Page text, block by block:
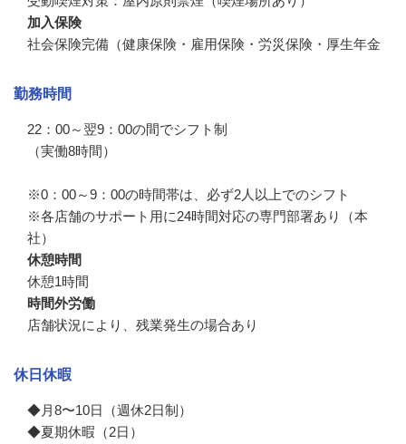
加入保険
社会保険完備（健康保険・雇用保険・労災保険・厚生年金
勤務時間
22：00～翌9：00の間でシフト制
（実働8時間）
※0：00～9：00の時間帯は、必ず2人以上でのシフト
※各店舗のサポート用に24時間対応の専門部署あり（本
社）
休憩時間
休憩1時間
時間外労働
店舗状況により、残業発生の場合あり
休日休暇
◆月8〜10日（週休2日制）
◆夏期休暇（2日）